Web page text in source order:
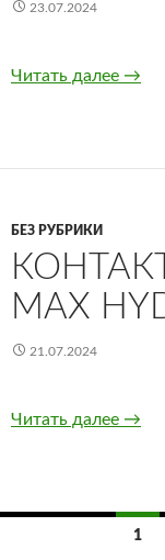
23.07.2024
Читать далее →
БЕЗ РУБРИКИ
MAX
21.07.2024
Читать далее →
1